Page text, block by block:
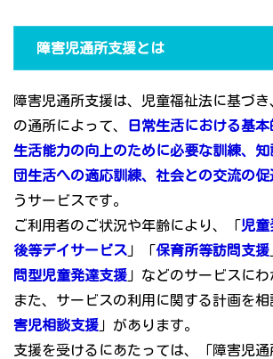
障害児通所支援とは
障害児通所支援は、児童福祉法に基づ
の通所によって、
日常生活における基本
生活能力の向上のために必要な訓練、
団生活への適応訓練、社会との交流の促
うサービスです。
ご利用者のご状況や年齢により、「児童
後等デイサービス 」「保育所等訪問支援
問型児童発達支援 」などのサービスにわ
また、サービスの利用に関する計画を
害児相談支援 」があります。
支援を受けるにあたっては、「障害児